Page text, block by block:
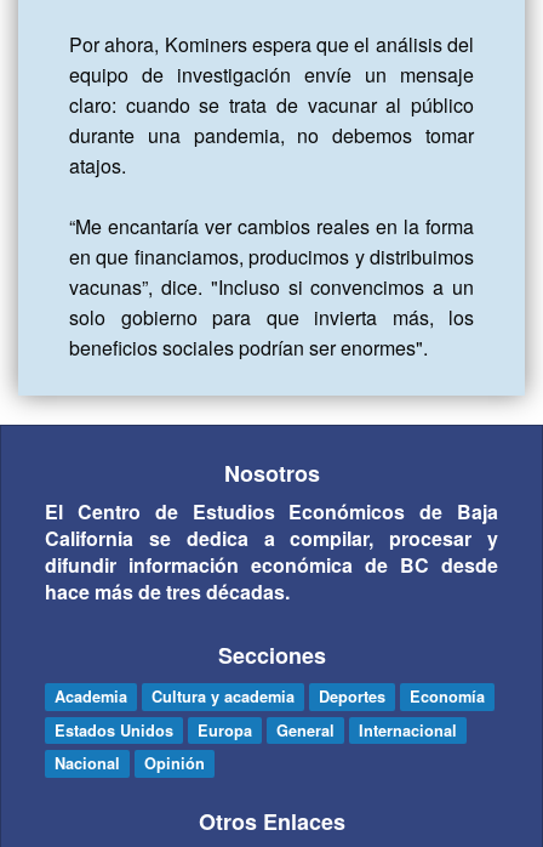
Por ahora, Kominers espera que el análisis del
equipo de investigación envíe un mensaje
claro: cuando se trata de vacunar al público
durante una pandemia, no debemos tomar
atajos.
“Me encantaría ver cambios reales en la forma
en que financiamos, producimos y distribuimos
vacunas”, dice. "Incluso si convencimos a un
solo gobierno para que invierta más, los
beneficios sociales podrían ser enormes".
Nosotros
El Centro de Estudios Económicos de Baja
California se dedica a compilar, procesar y
difundir información económica de BC desde
hace más de tres décadas.
Secciones
Academia Cultura y academia Deportes
Economía
Estados Unidos
Europa General
Internacional
Nacional
Opinión
Otros Enlaces